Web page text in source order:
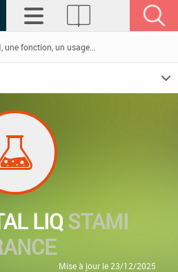
LIQSTAMI
Mise à jour le 23/12/2025